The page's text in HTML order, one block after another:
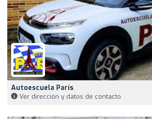
Autoescuela París
Ver dirección y datos de contacto